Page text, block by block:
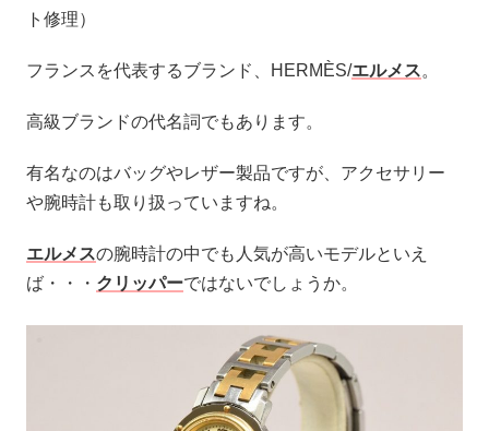
ト修理）
フランスを代表するブランド、HERMÈS/エルメス。
高級ブランドの代名詞でもあります。
有名なのはバッグやレザー製品ですが、アクセサリー
や腕時計も取り扱っていますね。
エルメスの腕時計の中でも人気が高いモデルといえ
ば・・・ クリッパーではないでしょうか。